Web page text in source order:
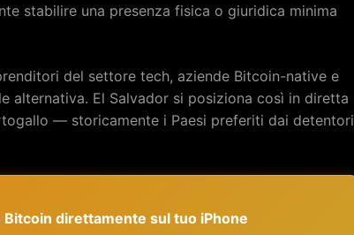
stabilire una presenza fisica o giuridica minima
del settore tech, aziende Bitcoin-native e
alternativa. El Salvador si posiziona così in diretta
— storicamente i Paesi preferiti dai detentori
Bitcoin direttamente sul tuo iPhone